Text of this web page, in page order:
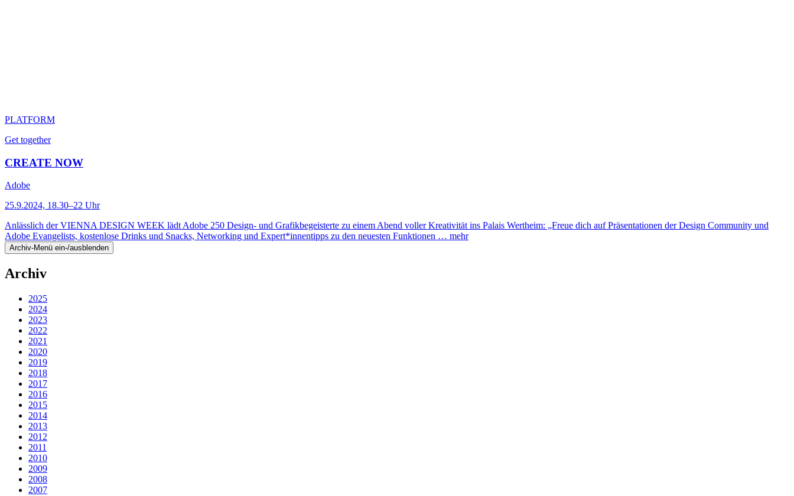
PLATFORM
Get together
CREATE NOW
Adobe
25.9.2024, 18.30–22 Uhr
Anlässlich der VIENNA DESIGN WEEK lädt Adobe 250 Design- und Grafikbegeisterte zu einem Abend voller Kreativität ins Palais Wertheim: „Freue dich auf Präsentationen der Design Community und
Adobe Evangelists, kostenlose Drinks und Snacks, Networking und Expert*innentipps zu den neuesten Funktionen … mehr
Archiv-Menü ein-/ausblenden
Archiv
2025
2024
2023
2022
2021
2020
2019
2018
2017
2016
2015
2014
2013
2012
2011
2010
2009
2008
2007